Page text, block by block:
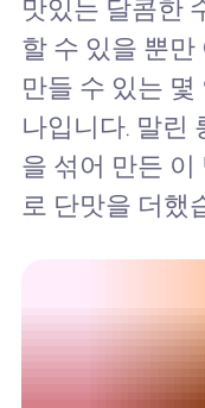
맛있는 달콤한
할 수 있을 뿐만
만들 수 있는
나입니다. 말린
을 섞어 만든
로 단맛을 더했